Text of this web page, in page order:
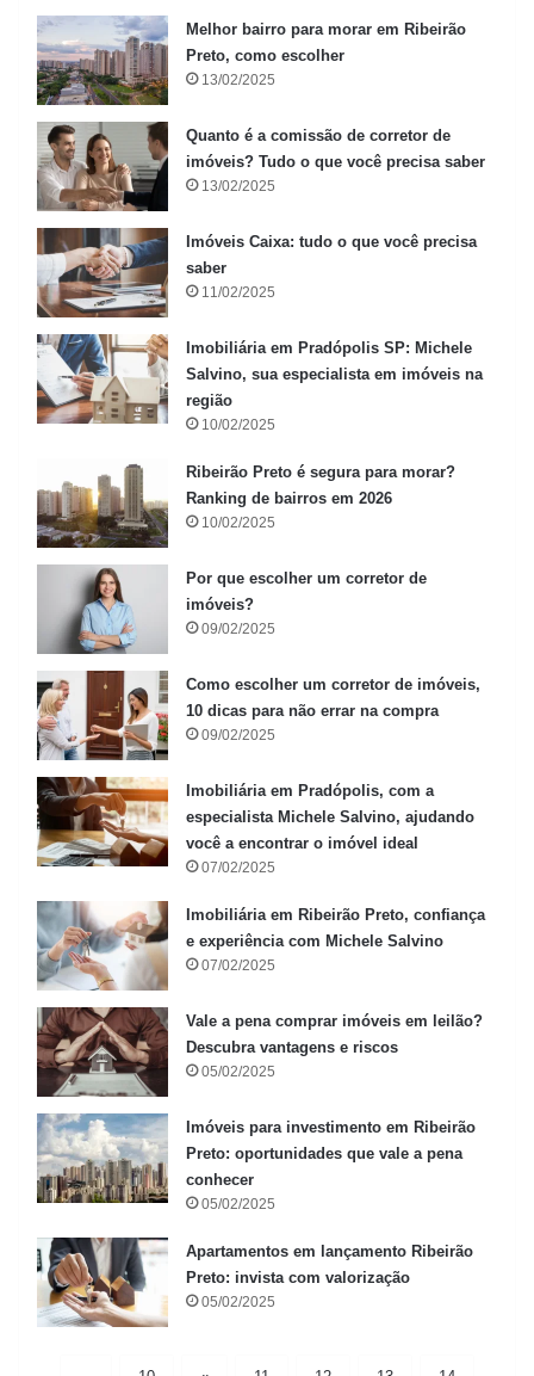
Melhor bairro para morar em Ribeirão
Preto, como escolher
13/02/2025
Quanto é a comissão de corretor de
imóveis? Tudo o que você precisa saber
13/02/2025
Imóveis Caixa: tudo o que você precisa
saber
11/02/2025
Imobiliária em Pradópolis SP: Michele
Salvino, sua especialista em imóveis na
região
10/02/2025
Ribeirão Preto é segura para morar?
Ranking de bairros em 2026
10/02/2025
Por que escolher um corretor de
imóveis?
09/02/2025
Como escolher um corretor de imóveis,
10 dicas para não errar na compra
09/02/2025
Imobiliária em Pradópolis, com a
especialista Michele Salvino, ajudando
você a encontrar o imóvel ideal
07/02/2025
Imobiliária em Ribeirão Preto, confiança
e experiência com Michele Salvino
07/02/2025
Vale a pena comprar imóveis em leilão?
Descubra vantagens e riscos
05/02/2025
Imóveis para investimento em Ribeirão
Preto: oportunidades que vale a pena
conhecer
05/02/2025
Apartamentos em lançamento Ribeirão
Preto: invista com valorização
05/02/2025